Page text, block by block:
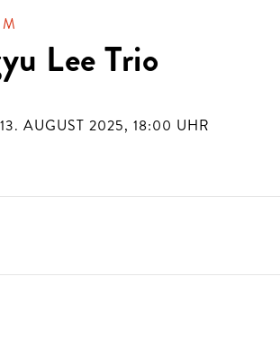
Lee Trio
AUGUST 2025, 18:00 UHR